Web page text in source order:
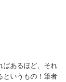
ばあるほど、それ
というもの！筆者